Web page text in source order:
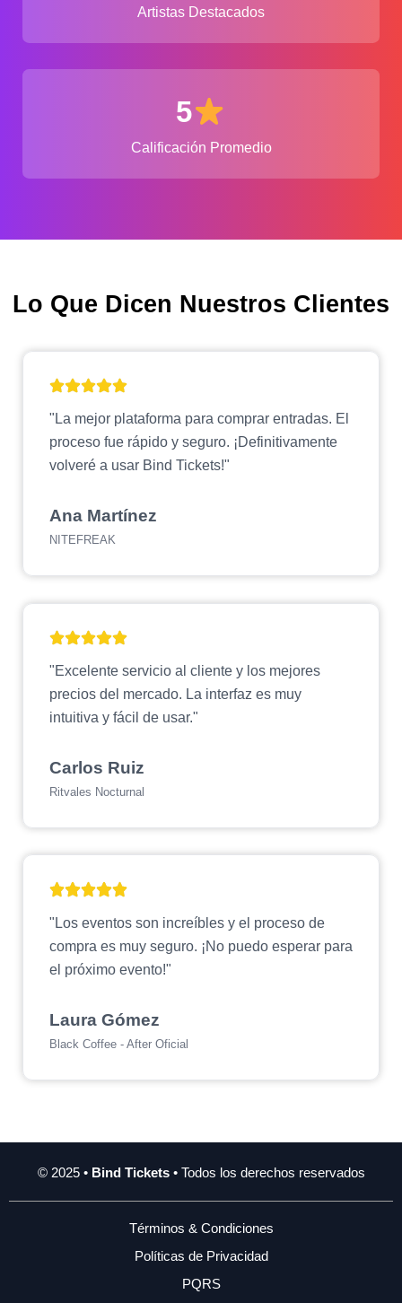
.
0
0
Artistas Destacados
5
Calificación Promedio
Lo Que Dicen Nuestros Clientes
"La mejor plataforma para comprar entradas. El
proceso fue rápido y seguro. ¡Definitivamente
volveré a usar Bind Tickets!"
Ana Martínez
NITEFREAK
"Excelente servicio al cliente y los mejores
precios del mercado. La interfaz es muy
intuitiva y fácil de usar."
Carlos Ruiz
Ritvales Nocturnal
"Los eventos son increíbles y el proceso de
compra es muy seguro. ¡No puedo esperar para
el próximo evento!"
Laura Gómez
Black Coffee - After Oficial
© 2025 • Bind Tickets• Todos los derechos reservados
Términos & Condiciones
Políticas de Privacidad
PQRS